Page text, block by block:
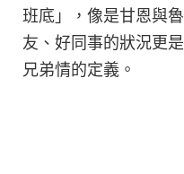
班底」，像是甘恩與
友、好同事的狀況更
兄弟情的定義。